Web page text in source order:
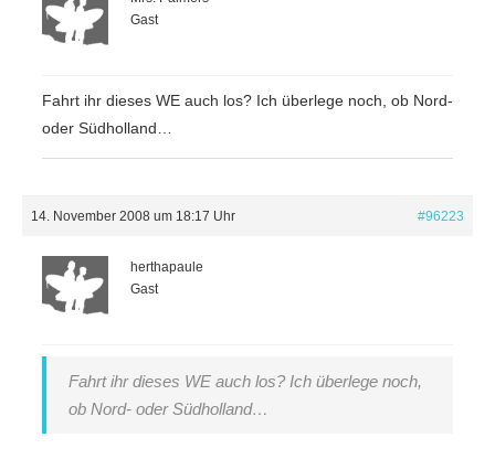
Gast
Fahrt ihr dieses WE auch los? Ich überlege noch, ob Nord-
oder Südholland…
14. November 2008 um 18:17 Uhr #96223
herthapaule
Gast
Fahrt ihr dieses WE auch los? Ich überlege noch,
ob Nord- oder Südholland…